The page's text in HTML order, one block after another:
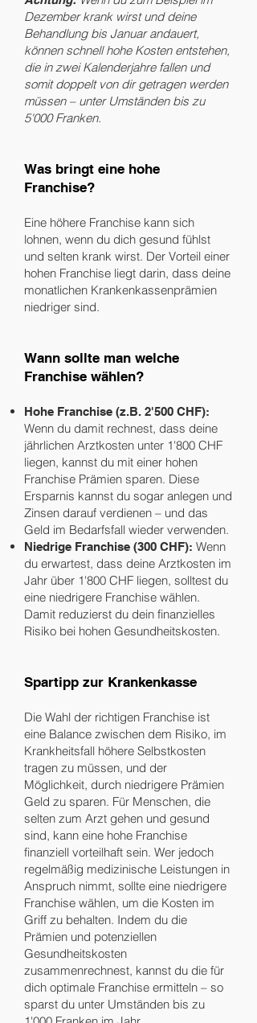
Dezember krank wirst und deine
Behandlung bis Januar andauert,
können schnell hohe Kosten entstehen,
die in zwei Kalenderjahre fallen und
somit doppelt von dir getragen werden
müssen – unter Umständen bis zu
5'000 Franken.
Was bringt eine hohe
Franchise?
Eine höhere Franchise kann sich
lohnen, wenn du dich gesund fühlst
und selten krank wirst. Der Vorteil einer
hohen Franchise liegt darin, dass deine
monatlichen Krankenkassenprämien
niedriger sind.
Wann sollte man welche
Franchise wählen?
Hohe Franchise (z.B. 2'500 CHF):
Wenn du damit rechnest, dass deine
jährlichen Arztkosten unter 1'800 CHF
liegen, kannst du mit einer hohen
Franchise Prämien sparen. Diese
Ersparnis kannst du sogar anlegen und
Zinsen darauf verdienen – und das
Geld im Bedarfsfall wieder verwenden.
Niedrige Franchise (300 CHF): Wenn
du erwartest, dass deine Arztkosten im
Jahr über 1'800 CHF liegen, solltest du
eine niedrigere Franchise wählen.
Damit reduzierst du dein finanzielles
Risiko bei hohen Gesundheitskosten.
Spartipp zur Krankenkasse
Die Wahl der richtigen Franchise ist
eine Balance zwischen dem Risiko, im
Krankheitsfall höhere Selbstkosten
tragen zu müssen, und der
Möglichkeit, durch niedrigere Prämien
Geld zu sparen. Für Menschen, die
selten zum Arzt gehen und gesund
sind, kann eine hohe Franchise
finanziell vorteilhaft sein. Wer jedoch
regelmäßig medizinische Leistungen in
Anspruch nimmt, sollte eine niedrigere
Franchise wählen, um die Kosten im
Griff zu behalten. Indem du die
Prämien und potenziellen
Gesundheitskosten
zusammenrechnest, kannst du die für
dich optimale Franchise ermitteln – so
sparst du unter Umständen bis zu